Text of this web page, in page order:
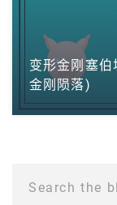
变形金刚塞
金刚陨落)
Search the